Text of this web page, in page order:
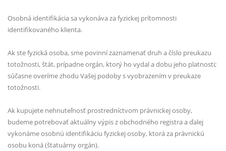
Osobná identifikácia sa vykonáva za fyzickej prítomnosti
identifikovaného klienta.
Ak ste fyzická osoba, sme povinní zaznamenať druh a číslo preukazu
totožnosti, štát, prípadne orgán, ktorý ho vydal a dobu jeho platnosti;
súčasne overíme zhodu Vašej podoby s vyobrazením v preukaze
totožnosti.
Ak kupujete nehnuteľnosť prostredníctvom právnickej osoby,
budeme potrebovať aktuálny výpis z obchodného registra a ďalej
vykonáme osobnú identifikáciu fyzickej osoby, ktorá za právnickú
osobu koná (štatuárny orgán).